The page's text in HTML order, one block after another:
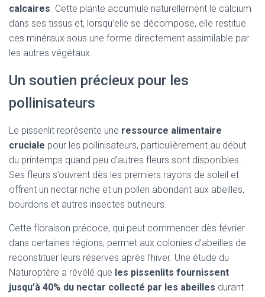
calcaires. Cette plante accumule naturellement le calcium
dans ses tissus et, lorsqu’elle se décompose, elle restitue
ces minéraux sous une forme directement assimilable par
les autres végétaux.
Un soutien précieux pour les
pollinisateurs
Le pissenlit représente une ressource alimentaire
cruciale pour les pollinisateurs, particulièrement au début
du printemps quand peu d’autres fleurs sont disponibles.
Ses fleurs s’ouvrent dès les premiers rayons de soleil et
offrent un nectar riche et un pollen abondant aux abeilles,
bourdons et autres insectes butineurs.
Cette floraison précoce, qui peut commencer dès février
dans certaines régions, permet aux colonies d’abeilles de
reconstituer leurs réserves après l’hiver. Une étude du
Naturoptère a révélé que les pissenlits fournissent
jusqu’à 40% du nectar collecté par les abeilles durant